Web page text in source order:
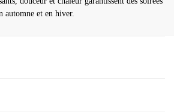
automne et en hiver.